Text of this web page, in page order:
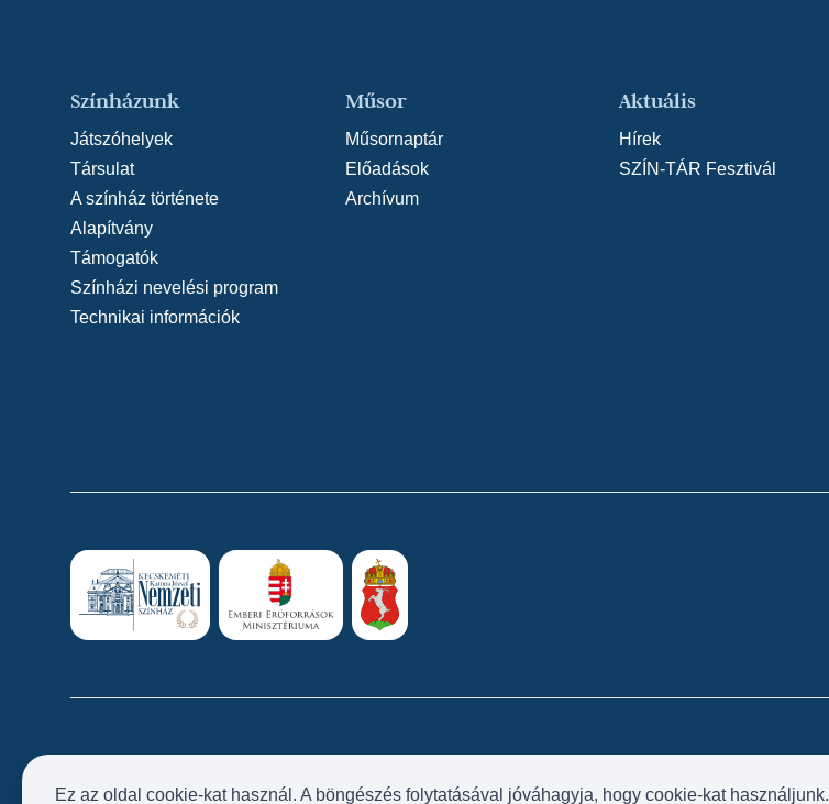
Ez az oldal cookie-kat használ. A böngészés folytatásával jóváhagyja, hogy cookie-kat használjunk.
Színházunk
Játszóhelyek
Társulat
A színház története
Alapítvány
Támogatók
Színházi nevelési program
Technikai információk
Műsor
Műsornaptár
Előadások
Archívum
Aktuális
Hírek
SZÍN-TÁR Fesztivál
Próbatábla